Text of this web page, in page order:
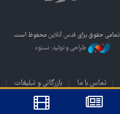
تمامی حقوق برای قدس آنلاین محفوظ است.
طراحی و تولید: نستوه
تماس با ما بازرگانی و تبلیغات